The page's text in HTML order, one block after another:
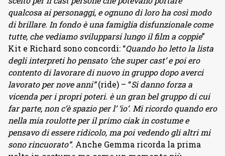
qualcosa ai personaggi, e ognuno di loro ha così modo
di brillare. In fondo è una famiglia disfunzionale come
tutte, che vediamo svilupparsi lungo il film a coppie”
Kit e Richard sono concordi: “Quando ho letto la lista
degli interpreti ho pensato ‘che super cast’ e poi ero
contento di lavorare di nuovo in gruppo dopo averci
lavorato per nove anni”(ride) – “Si danno forza a
vicenda per i propri poteri. è un gran bel gruppo di cui
far parte, non c’è spazio per l’ ‘io’. Mi ricordo quando ero
nella mia roulotte per il primo ciak in costume e
pensavo di essere ridicolo, ma poi vedendo gli altri mi
sono rincuorato”. Anche Gemma ricorda la prima